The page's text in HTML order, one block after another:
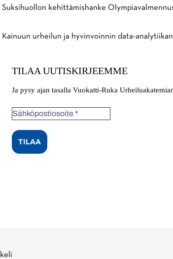
Suksihuollon kehittämishanke
Kainuun urheilun ja hyvinvoinnin data-
TILAA UUTISKIRJEEMME
Ja pysy ajan tasalla Vuokatti-Ruka